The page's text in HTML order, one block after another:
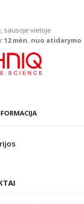
sausoje vietoje
12 mėn. nuo atidarymo